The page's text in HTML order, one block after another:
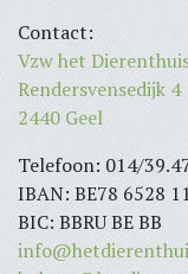
Contact:
Vzw het
Rendersvensedijk 4
2440 Geel
Telefoon: 014/
IBAN: BE78 6528
BIC: BBRU BE BB